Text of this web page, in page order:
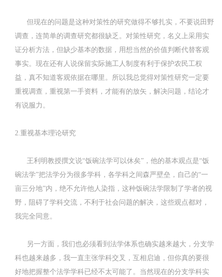
但现在的问题是这种对策性的研究做得不够扎实，不要说田野
调查，连简单的调查研究都很缺乏。对策性研究，名义上采用实
证分析方法，但缺少基本的数据，用想当然的价值判断代替客观
事实。现在还有人说保留实际施工人制度有利于保护农民工权
益，真不知道客观依据在哪里。所以我总觉得对策性研究一定要
重视调查，重视第一手资料，才能有的放矢，解决问题，结论才
有说服力。
2.重视基本理论研究
王利明教授撰文说“饭碗法学可以休矣”，他的基本观点是“饭
碗法学”把法学分为很多学科，各学科之间森严壁垒，自己的“一
亩三分地”内，绝不允许他人染指，这种饭碗法学限制了学者的视
野，阻碍了学科交流，不利于社会问题的解决，这些观点都对，
我完全同意。
另一方面，我们也必须看到法学体系也确实越来越大，分支学
科也越来越多，我一直主张学科交叉，互相启迪，但你真的要很
好地把握整个法学学科已经不太可能了。当然现在的分支学科实